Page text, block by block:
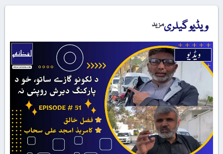
ویڈیو گیلریمزید